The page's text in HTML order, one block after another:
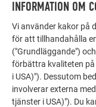
LÅT DIG
FLER OBJEKT
PREFA:s
aluminium kan
projekt med
tak, solenergi
INFORMATION OM
Vi använder kakor på
för att tillhandahålla
("Grundläggande")
förbättra kvaliteten
i USA)"). Dessutom
involverar externa
tjänster i USA)"). Du